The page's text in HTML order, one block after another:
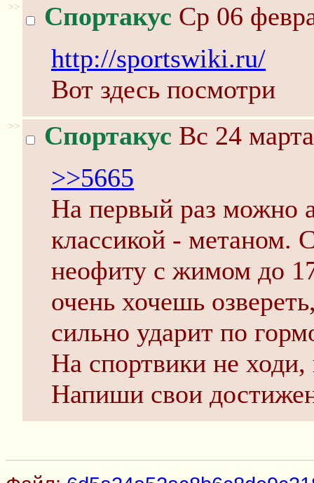
>> Спортакус Ср 06
http://sportswiki.ru/
Вот здесь посмотри
>> Спортакус Вс 24
>>5665
На первый раз можно
классикой - метаном.
неофиту с жимом до
очень хочешь
сильно ударит по
На спортвики не
Напиши свои